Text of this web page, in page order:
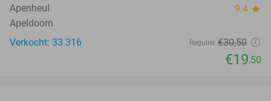
Apenheul 9.4 star
Apeldoorn
Verkocht: 33.316
Regulier €30,50
€19,50